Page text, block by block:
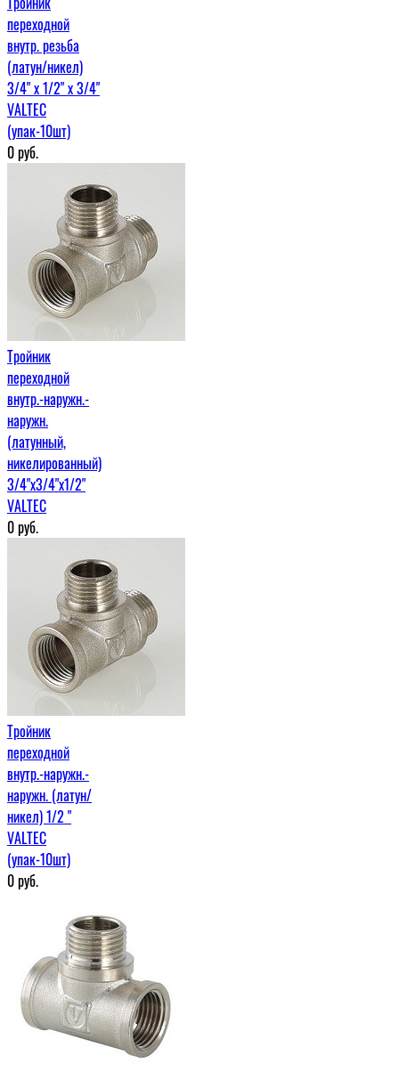
переходной
внутр. резьба
(латун/никел)
3/4" х 1/2" х 3/4"
VALTEC
(упак-10шт)
0руб.
Тройник
переходной
внутр.-наружн.-
наружн.
(латунный,
никелированный)
3/4"x3/4"x1/2"
VALTEC
0руб.
Тройник
переходной
внутр.-наружн.-
наружн. (латун/
никел) 1/2 "
VALTEC
(упак-10шт)
0руб.